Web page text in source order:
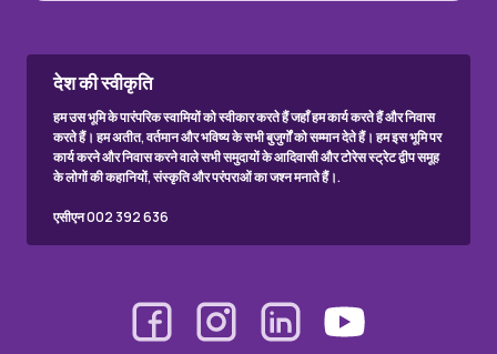
देश की स्वीकृति
हम उस भूमि के पारंपरिक स्वामियों को स्वीकार करते हैं जहाँ हम कार्य करते हैं और निवास
करते हैं। हम अतीत, वर्तमान और भविष्य के सभी बुजुर्गों को सम्मान देते हैं। हम इस भूमि पर
कार्य करने और निवास करने वाले सभी समुदायों के आदिवासी और टोरेस स्ट्रेट द्वीप समूह
के लोगों की कहानियों, संस्कृति और परंपराओं का जश्न मनाते हैं।.
एसीएन 002 392 636